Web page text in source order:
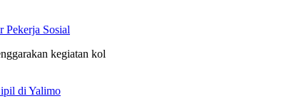
Pekerja Sosial
kegiatan kol